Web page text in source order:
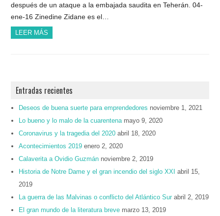
después de un ataque a la embajada saudita en Teherán. 04-
ene-16 Zinedine Zidane es el…
LEER MÁS
Entradas recientes
Deseos de buena suerte para emprendedores noviembre 1, 2021
Lo bueno y lo malo de la cuarentena mayo 9, 2020
Coronavirus y la tragedia del 2020 abril 18, 2020
Acontecimientos 2019 enero 2, 2020
Calaverita a Ovidio Guzmán noviembre 2, 2019
Historia de Notre Dame y el gran incendio del siglo XXI
abril 15,
2019
La guerra de las Malvinas o conflicto del Atlántico Sur abril 2, 2019
El gran mundo de la literatura breve marzo 13, 2019